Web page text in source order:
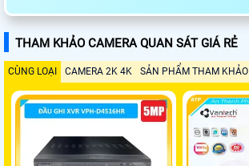
THAM KHẢO CAMERA QUAN SÁT GIÁ RẺ
CÙNG LOẠI CAMERA 2K 4K SẢN PHẨM THAM KHẢO